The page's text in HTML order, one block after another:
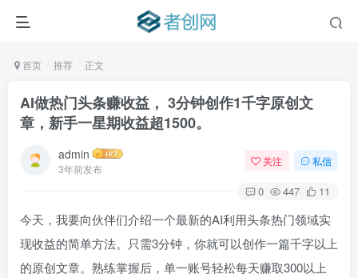
首页 推荐 正文
AI做热门头条赚收益， 3分钟创作1千字原创文
章，新手一星期收益超1500。
admin
3年前发布
关注 私信
0 447 11
今天，我要向伙伴们介绍一个最新的AI利用头条热门领域实
现收益的简单方法。只需3分钟，你就可以创作一篇千字以上
的原创文章。熟练掌握后，单一账号轻松每天赚取300以上